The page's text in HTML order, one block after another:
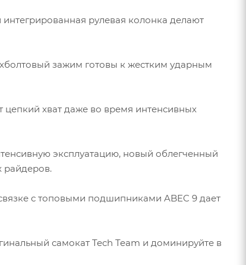
рулевая колонка делают
зажим готовы к жестким ударным
хват даже во время интенсивных
эксплуатацию, новый облегченный
райдеров.
с топовыми подшипниками ABEC 9 дает
самокат Tech Team и доминируйте в